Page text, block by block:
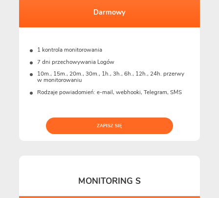
Darmowy
1 kontrola monitorowania
7 dni przechowywania Logów
10m., 15m., 20m., 30m., 1h., 3h., 6h., 12h., 24h. przerwy
w monitorowaniu
Rodzaje powiadomień: e-mail, webhooki, Telegram, SMS
ZAPISZ SIĘ
MONITORING S